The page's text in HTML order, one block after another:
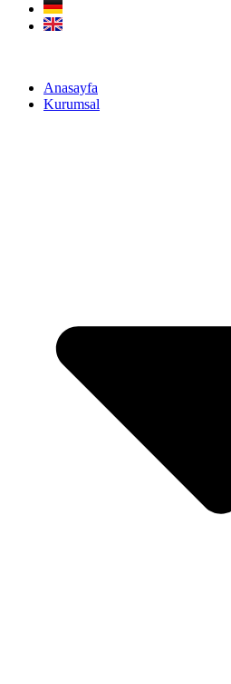
Anasayfa
Kurumsal